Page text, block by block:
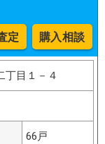
定 購入相談
丁目１－４
66戸